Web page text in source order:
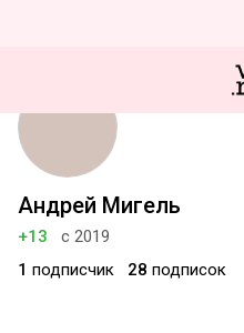
Андрей Мигель
+13
с 2019
1 подписчик 28 подписок